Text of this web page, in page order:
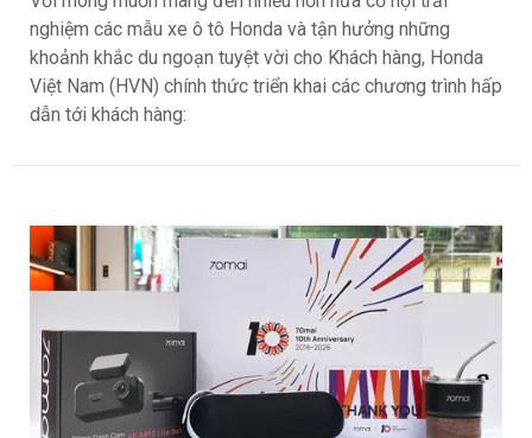
nghiệm các mẫu xe ô tô Honda và tận hưởng những
khoảnh khắc du ngoạn tuyệt vời cho Khách hàng, Honda
Việt Nam (HVN) chính thức triển khai các chương trình hấp
dẫn tới khách hàng: